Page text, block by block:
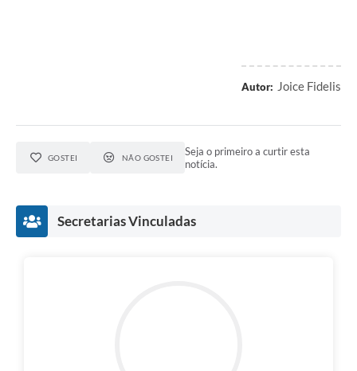
Autor: Joice Fidelis
GOSTEI NÃO GOSTEI
Seja o primeiro a curtir esta
notícia.
Secretarias Vinculadas